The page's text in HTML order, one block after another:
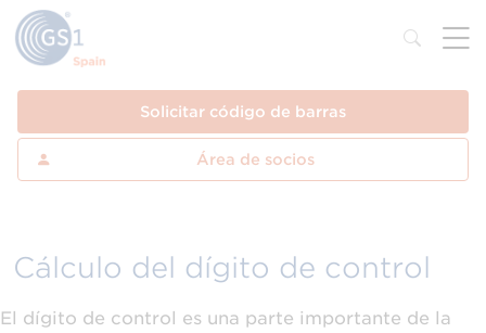
Solicitar código de barras
Área de socios
Cálculo del dígito de control
El dígito de control es una parte importante de la